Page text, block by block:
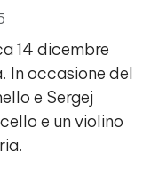
14 dicembre
In occasione del
e Sergej
e un violino